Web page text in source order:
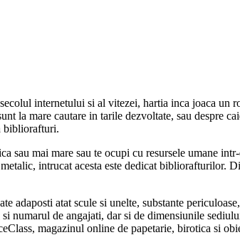
internetului si al vitezei, hartia inca joaca un
la mare cautare in tarile dezvoltate, sau despre
bibliorafturi.
sau mai mare sau te ocupi cu resursele umane
intrucat acesta este dedicat bibliorafturilor.
adaposti atat scule si unelte, substante
numarul de angajati, dar si de dimensiunile
magazinul online de papetarie, birotica si